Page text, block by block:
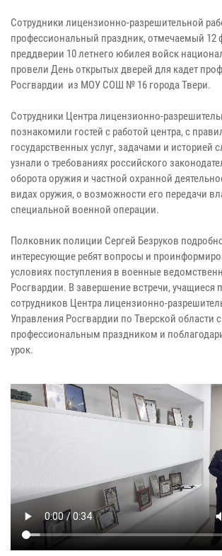
Сотрудники лицензионно-разрешительной
профессиональный праздник, отмечаемый 12
преддверии 10 летнего юбилея войск
провели День открытых дверей для кадет
Росгвардии из МОУ СОШ № 16 города Твери.
Сотрудники Центра лицензионно-
познакомили гостей с работой центра, с
государственных услуг, задачами и историей
узнали о требованиях российского
оборота оружия и частной охранной
видах оружия, о возможности его передачи
специальной военной операции.
Полковник полиции Сергей Безруков
интересующие ребят вопросы и
условиях поступления в военные
Росгвардии. В завершение встречи, учащиеся
сотрудников Центра лицензионно-
Управления Росгвардии по Тверской области с
профессиональным праздником и
урок.